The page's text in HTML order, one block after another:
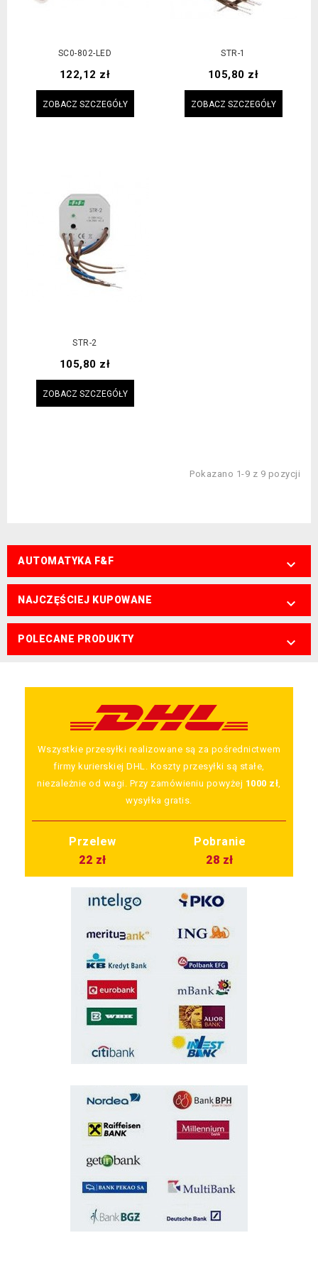
SC0-802-LED
Cena
122,12 zł
ZOBACZ SZCZEGÓŁY
STR-1
Cena
105,80 zł
ZOBACZ SZCZEGÓŁY
STR-2
Cena
105,80 zł
ZOBACZ SZCZEGÓŁY
Pokazano 1-9 z 9 pozycji
AUTOMATYKA F&F 
NAJCZĘŚCIEJ KUPOWANE 
POLECANE PRODUKTY 
Wszystkie przesyłki realizowane są za pośrednictwem
firmy kurierskiej DHL. Koszty przesyłki są stałe,
niezależnie od wagi. Przy zamówieniu powyżej 1000 zł
wysyłka gratis.
Przelew
Pobranie
22 zł
28 zł